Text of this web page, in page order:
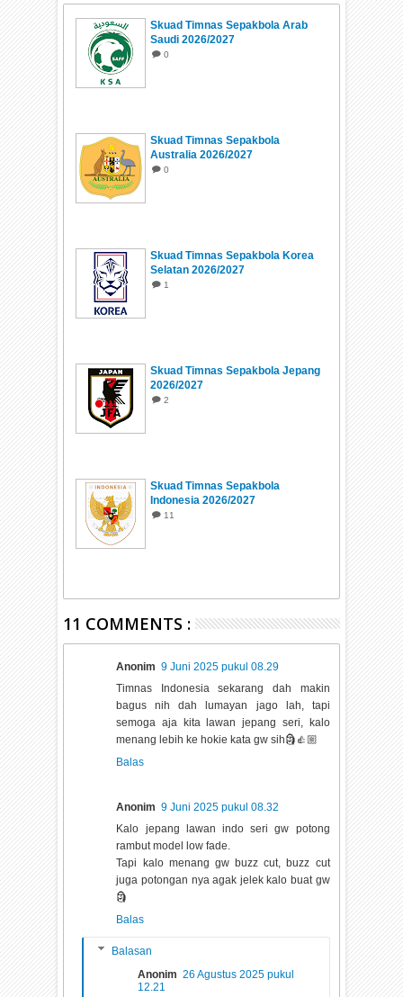
Skuad Timnas Sepakbola Arab
Saudi 2026/2027
0
Skuad Timnas Sepakbola
Australia 2026/2027
0
Skuad Timnas Sepakbola Korea
Selatan 2026/2027
1
Skuad Timnas Sepakbola Jepang
2026/2027
2
Skuad Timnas Sepakbola
Indonesia 2026/2027
11
11 COMMENTS :
Anonim 9 Juni 2025 pukul 08.29
Timnas Indonesia sekarang dah makin
bagus nih dah lumayan jago lah, tapi
semoga aja kita lawan jepang seri, kalo
menang lebih ke hokie kata gw sih🗿👍🏼
Balas
Anonim 9 Juni 2025 pukul 08.32
Kalo jepang lawan indo seri gw potong
rambut model low fade.
Tapi kalo menang gw buzz cut, buzz cut
juga potongan nya agak jelek kalo buat gw
🗿
Balas
Balasan
Anonim 26 Agustus 2025 pukul
12.21